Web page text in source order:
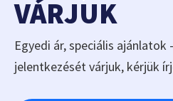
VÁRJUK
Egyedi ár, speciális ajánlatok
jelentkezését várjuk, kérjük